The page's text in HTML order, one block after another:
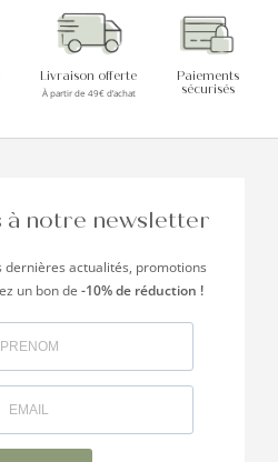
Livraison offerte
À partir de 49€ d’achat
Paiements
sécurisés
à notre newsletter
dernières actualités, promotions
un bon de -10% de réduction !